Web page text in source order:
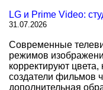
LG и Prime Video:
31.07.2026
Современные
режимов
корректируют цвета,
создатели фильмов
дополнительная